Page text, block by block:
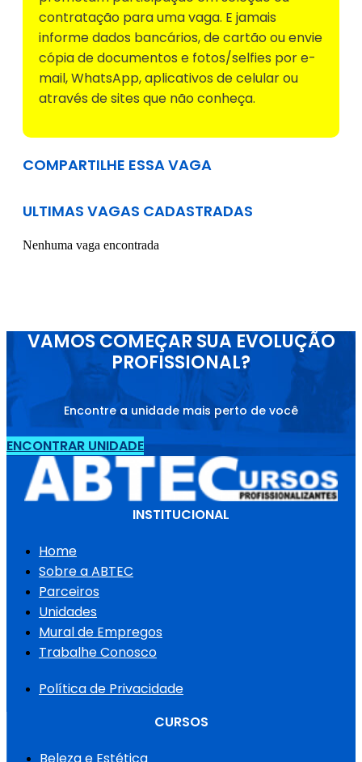
contratação para uma vaga. E jamais
informe dados bancários, de cartão ou envie
cópia de documentos e fotos/selfies por e-
mail, WhatsApp, aplicativos de celular ou
através de sites que não conheça.
COMPARTILHE ESSA VAGA
ULTIMAS VAGAS CADASTRADAS
Nenhuma vaga encontrada
VAMOS COMEÇAR SUA EVOLUÇÃO
PROFISSIONAL?
Encontre a unidade mais perto de você
ENCONTRAR UNIDADE
INSTITUCIONAL
Home
Sobre a ABTEC
Parceiros
Unidades
Mural de Empregos
Trabalhe Conosco
Política de Privacidade
CURSOS